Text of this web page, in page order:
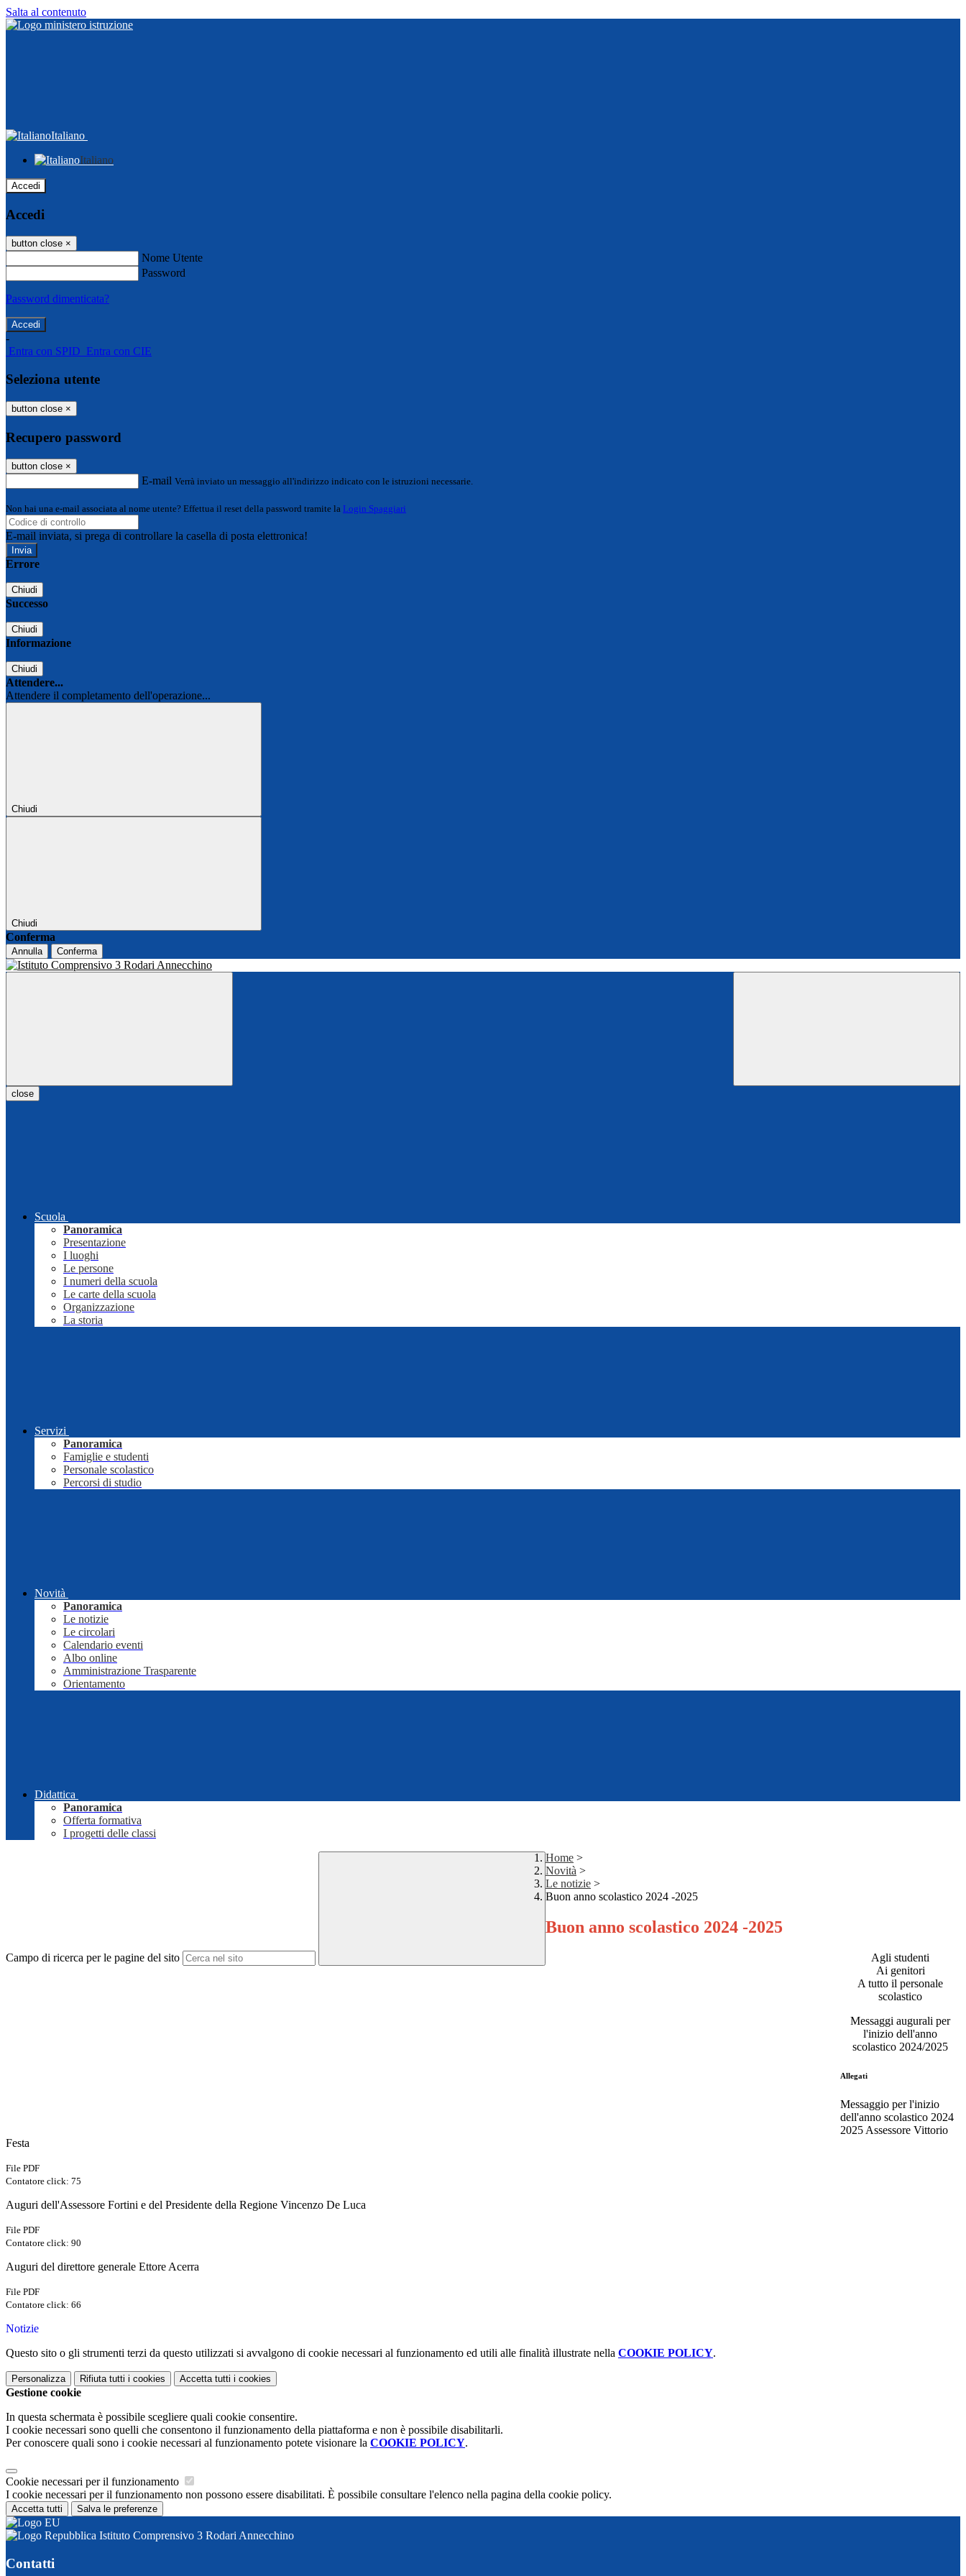
Salta al contenuto
Italiano
Italiano
Accedi
Accedi
button close ×
Nome Utente
Password
Password dimenticata?
-
Entra con SPID Entra con CIE
Seleziona utente
button close ×
Recupero password
button close ×
E-mail Verrà inviato un messaggio all'indirizzo indicato con le istruzioni necessarie.
Non hai una e-mail associata al nome utente? Effettua il reset della password tramite la Login Spaggiari
E-mail inviata, si prega di controllare la casella di posta elettronica!
Errore
Chiudi
Successo
Chiudi
Informazione
Chiudi
Attendere...
Attendere il completamento dell'operazione...
Chiudi
Chiudi
Conferma
Annulla Conferma
close
Scuola
Panoramica
Presentazione
I luoghi
Le persone
I numeri della scuola
Le carte della scuola
Organizzazione
La storia
Servizi
Panoramica
Famiglie e studenti
Personale scolastico
Percorsi di studio
Novità
Panoramica
Le notizie
Le circolari
Calendario eventi
Albo online
Amministrazione Trasparente
Orientamento
Didattica
Panoramica
Offerta formativa
I progetti delle classi
Campo di ricerca per le pagine del sito
Home >
Novità >
Le notizie >
Buon anno scolastico 2024 -2025
Buon anno scolastico 2024 -2025
Agli studenti
Ai genitori
A tutto il personale
scolastico
Messaggi augurali per
l'inizio dell'anno
scolastico 2024/2025
Allegati
Messaggio per l'inizio
dell'anno scolastico 2024
2025 Assessore Vittorio
Festa
File PDF
Contatore click: 75
Auguri dell'Assessore Fortini e del Presidente della Regione Vincenzo De Luca
File PDF
Contatore click: 90
Auguri del direttore generale Ettore Acerra
File PDF
Contatore click: 66
Notizie
Questo sito o gli strumenti terzi da questo utilizzati si avvalgono di cookie necessari al funzionamento ed utili alle finalità illustrate nella COOKIE POLICY.
Personalizza Rifiuta tutti i cookies Accetta tutti i cookies
Gestione cookie
In questa schermata è possibile scegliere quali cookie consentire.
I cookie necessari sono quelli che consentono il funzionamento della piattaforma e non è possibile disabilitarli.
Per conoscere quali sono i cookie necessari al funzionamento potete visionare la COOKIE POLICY.
Cookie necessari per il funzionamento
I cookie necessari per il funzionamento non possono essere disabilitati. È possibile consultare l'elenco nella pagina della cookie policy.
Accetta tutti Salva le preferenze
Istituto Comprensivo 3 Rodari Annecchino
Contatti